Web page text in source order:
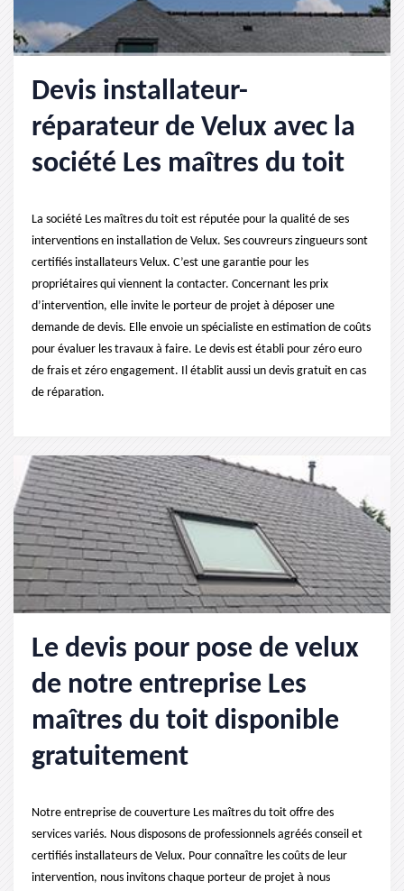
Devis installateur-
réparateur de Velux avec la
société Les maîtres du toit
La société Les maîtres du toit est réputée pour la qualité de ses
interventions en installation de Velux. Ses couvreurs zingueurs sont
certifiés installateurs Velux. C’est une garantie pour les
propriétaires qui viennent la contacter. Concernant les prix
d’intervention, elle invite le porteur de projet à déposer une
demande de devis. Elle envoie un spécialiste en estimation de coûts
pour évaluer les travaux à faire. Le devis est établi pour zéro euro
de frais et zéro engagement. Il établit aussi un devis gratuit en cas
de réparation.
Le devis pour pose de velux
de notre entreprise Les
maîtres du toit disponible
gratuitement
Notre entreprise de couverture Les maîtres du toit offre des
services variés. Nous disposons de professionnels agréés conseil et
certifiés installateurs de Velux. Pour connaître les coûts de leur
intervention, nous invitons chaque porteur de projet à nous